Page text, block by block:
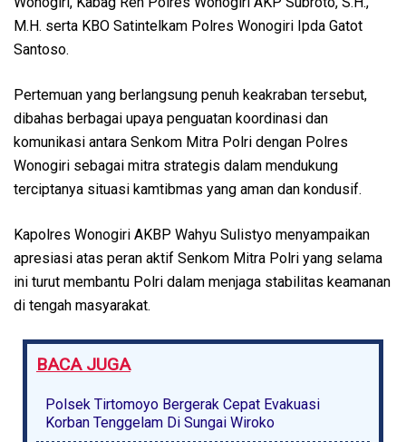
M.H. serta KBO Satintelkam Polres Wonogiri Ipda Gatot
Santoso.
Pertemuan yang berlangsung penuh keakraban tersebut,
dibahas berbagai upaya penguatan koordinasi dan
komunikasi antara Senkom Mitra Polri dengan Polres
Wonogiri sebagai mitra strategis dalam mendukung
terciptanya situasi kamtibmas yang aman dan kondusif.
Kapolres Wonogiri AKBP Wahyu Sulistyo menyampaikan
apresiasi atas peran aktif Senkom Mitra Polri yang selama
ini turut membantu Polri dalam menjaga stabilitas keamanan
di tengah masyarakat.
BACA JUGA
Polsek Tirtomoyo Bergerak Cepat Evakuasi
Korban Tenggelam Di Sungai Wiroko